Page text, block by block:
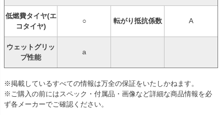
低燃費タイヤ(エ
コタイヤ)
○ 転がり抵抗係数 A
ウェットグリッ
プ性能
a
※掲載しているすべての情報は万全の保証をいたしかねます。
※ご購入の前にはスペック・付属品・画像など詳細な商品情報を必
ず各メーカーでご確認ください。